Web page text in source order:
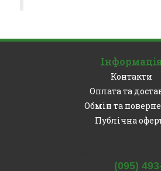
Інформація
Контакти
Оплата та
Обмін та
Публічна
(095)